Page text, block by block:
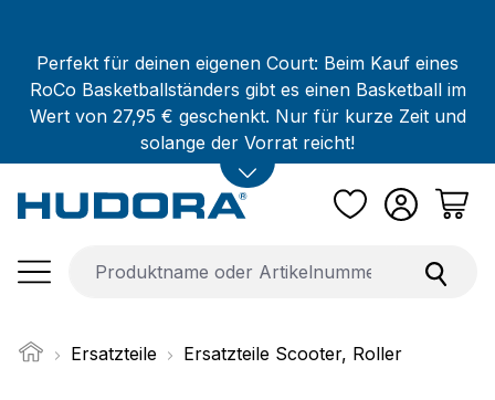
Perfekt für deinen eigenen Court: Beim Kauf eines
RoCo Basketballständers gibt es einen Basketball im
Wert von 27,95 € geschenkt. Nur für kurze Zeit und
solange der Vorrat reicht!
Ersatzteile Ersatzteile Scooter, Roller